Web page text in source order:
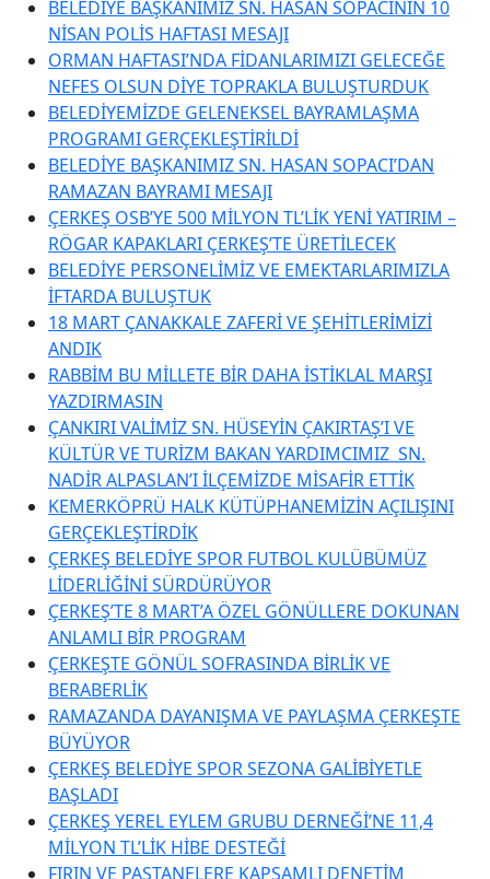
BELEDİYE BAŞKANIMIZ SN. HASAN SOPACININ 10
NİSAN POLİS HAFTASI MESAJI
ORMAN HAFTASI’NDA FİDANLARIMIZI GELECEĞE
NEFES OLSUN DİYE TOPRAKLA BULUŞTURDUK
BELEDİYEMİZDE GELENEKSEL BAYRAMLAŞMA
PROGRAMI GERÇEKLEŞTİRİLDİ
BELEDİYE BAŞKANIMIZ SN. HASAN SOPACI’DAN
RAMAZAN BAYRAMI MESAJI
ÇERKEŞ OSB’YE 500 MİLYON TL’LİK YENİ YATIRIM –
RÖGAR KAPAKLARI ÇERKEŞ’TE ÜRETİLECEK
BELEDİYE PERSONELİMİZ VE EMEKTARLARIMIZLA
İFTARDA BULUŞTUK
18 MART ÇANAKKALE ZAFERİ VE ŞEHİTLERİMİZİ
ANDIK
RABBİM BU MİLLETE BİR DAHA İSTİKLAL MARŞI
YAZDIRMASIN
ÇANKIRI VALİMİZ SN. HÜSEYİN ÇAKIRTAŞ’I VE
KÜLTÜR VE TURİZM BAKAN YARDIMCIMIZ SN.
NADİR ALPASLAN’I İLÇEMİZDE MİSAFİR ETTİK
KEMERKÖPRÜ HALK KÜTÜPHANEMİZİN AÇILIŞINI
GERÇEKLEŞTİRDİK
ÇERKEŞ BELEDİYE SPOR FUTBOL KULÜBÜMÜZ
LİDERLİĞİNİ SÜRDÜRÜYOR
ÇERKEŞ’TE 8 MART’A ÖZEL GÖNÜLLERE DOKUNAN
ANLAMLI BİR PROGRAM
ÇERKEŞTE GÖNÜL SOFRASINDA BİRLİK VE
BERABERLİK
RAMAZANDA DAYANIŞMA VE PAYLAŞMA ÇERKEŞTE
BÜYÜYOR
ÇERKEŞ BELEDİYE SPOR SEZONA GALİBİYETLE
BAŞLADI
ÇERKEŞ YEREL EYLEM GRUBU DERNEĞİ’NE 11,4
MİLYON TL’LİK HİBE DESTEĞİ
FIRIN VE PASTANELERE KAPSAMLI DENETİM